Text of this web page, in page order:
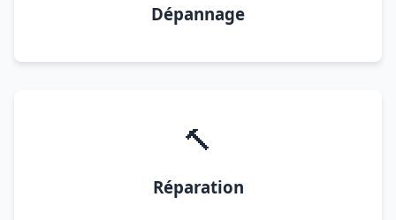
Dépannage
🔨
Réparation